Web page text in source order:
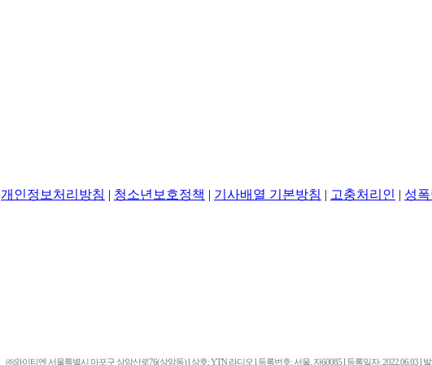
개인정보처리방침 | 청소년보호정책 | 기사배열 기본방침 | 고충처리인 | 성폭
㈜와이티엔 서울특별시 마포구 상암산로76(상암동) l 상호: YTN 라디오 l 등록번호: 서울, 자60085 l 등록일자: 2022.06.03 l 발